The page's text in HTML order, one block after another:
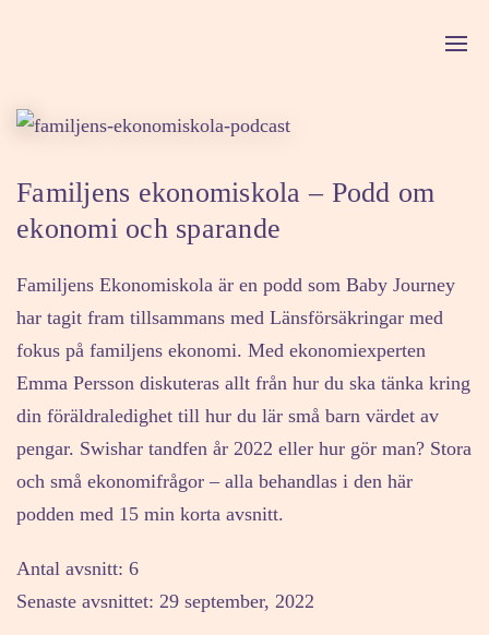
Familjens ekonomiskola – Podd om
ekonomi och sparande
Familjens Ekonomiskola är en podd som Baby Journey
har tagit fram tillsammans med Länsförsäkringar med
fokus på familjens ekonomi. Med ekonomiexperten
Emma Persson diskuteras allt från hur du ska tänka kring
din föräldraledighet till hur du lär små barn värdet av
pengar. Swishar tandfen år 2022 eller hur gör man? Stora
och små ekonomifrågor – alla behandlas i den här
podden med 15 min korta avsnitt.
Antal avsnitt: 6
Senaste avsnittet: 29 september, 2022